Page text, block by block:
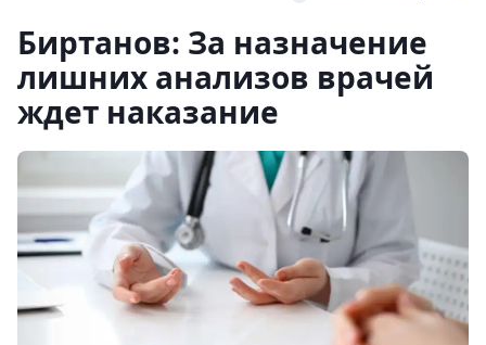
Биртанов: За назначение
лишних анализов врачей
ждет наказание